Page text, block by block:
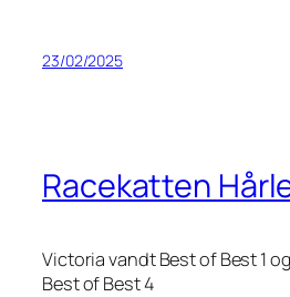
23/02/2025
Racekatten
Victoria vandt Best of Best 1
Best of Best 4